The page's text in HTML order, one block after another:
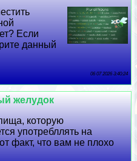
Если
данный
06 07 2026 3:40:24
желудок
которую
употрeбллять на
факт, что вам не плохо